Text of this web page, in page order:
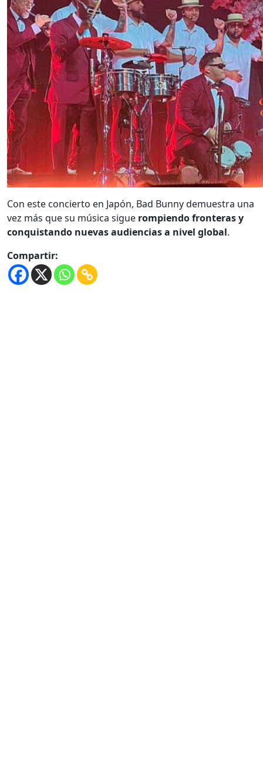
Con este concierto en Japón, Bad Bunny demuestra una
vez más que su música sigue rompiendo fronteras y
conquistando nuevas audiencias a nivel global.
Compartir: